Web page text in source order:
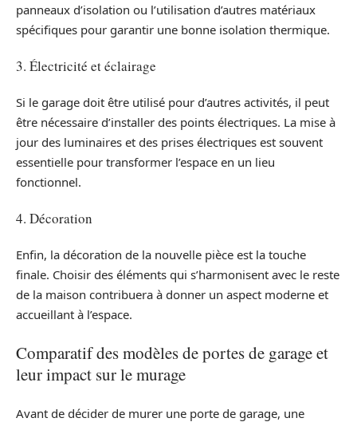
panneaux d’isolation ou l’utilisation d’autres matériaux
spécifiques pour garantir une bonne isolation thermique.
3. Électricité et éclairage
Si le garage doit être utilisé pour d’autres activités, il peut
être nécessaire d’installer des points électriques. La mise à
jour des luminaires et des prises électriques est souvent
essentielle pour transformer l’espace en un lieu
fonctionnel.
4. Décoration
Enfin, la décoration de la nouvelle pièce est la touche
finale. Choisir des éléments qui s’harmonisent avec le reste
de la maison contribuera à donner un aspect moderne et
accueillant à l’espace.
Comparatif des modèles de portes de garage et
leur impact sur le murage
Avant de décider de murer une porte de garage, une